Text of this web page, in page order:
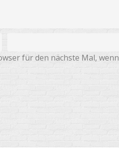
für den nächste Mal, wenn